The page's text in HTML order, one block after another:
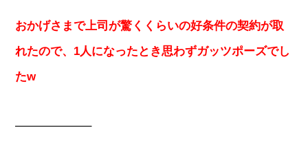
おかげさまで上司が驚くくらいの好条件の契約が取
れたので、1人になったとき思わずガッツポーズでし
たw
——————–